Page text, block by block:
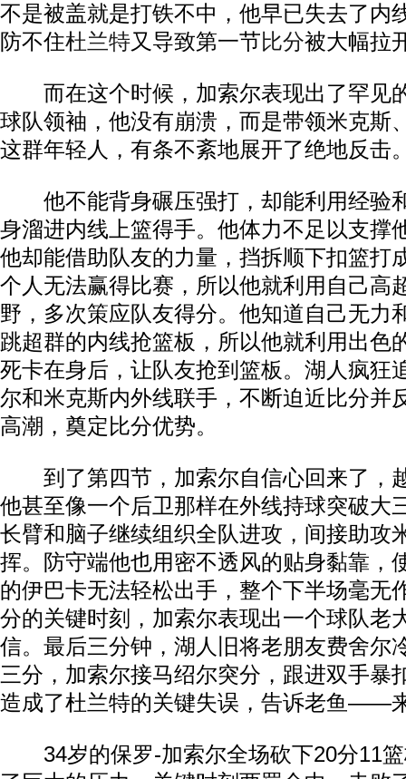
不是被盖就是打铁不中，他早已失去了内
防不住杜兰特又导致第一节比分被大幅拉
而在这个时候，加索尔表现出了罕见
球队领袖，他没有崩溃，而是带领米克斯
这群年轻人，有条不紊地展开了绝地反击
他不能背身碾压强打，却能利用经验
身溜进内线上篮得手。他体力不足以支撑
他却能借助队友的力量，挡拆顺下扣篮打
个人无法赢得比赛，所以他就利用自己高
野，多次策应队友得分。他知道自己无力
跳超群的内线抢篮板，所以他就利用出色
死卡在身后，让队友抢到篮板。湖人疯狂
尔和米克斯内外线联手，不断迫近比分并
高潮，奠定比分优势。
到了第四节，加索尔自信心回来了，
他甚至像一个后卫那样在外线持球突破大
长臂和脑子继续组织全队进攻，间接助攻
挥。防守端他也用密不透风的贴身黏靠，
的伊巴卡无法轻松出手，整个下半场毫无
分的关键时刻，加索尔表现出一个球队老
信。最后三分钟，湖人旧将老朋友费舍尔
三分，加索尔接马绍尔突分，跟进双手暴
造成了杜兰特的关键失误，告诉老鱼——
34岁的保罗-加索尔全场砍下20分11篮